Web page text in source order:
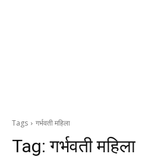
Tags गर्भवती महिला
Tag:गर्भवती महिला